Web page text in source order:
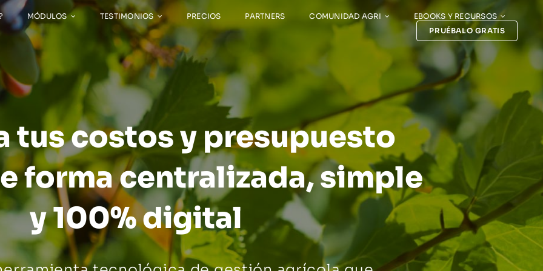
MÓDULOS TESTIMONIOS PRECIOS PARTNERS COMUNIDAD AGRI
EBOOKS Y RECURSOS
PRUÉBALO GRATIS
tus costos y presupuesto
forma centralizada, simple
y 100% digital